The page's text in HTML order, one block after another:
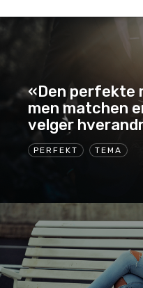
PERFEKT TEMA
«Den perfekte
men matchen
velger